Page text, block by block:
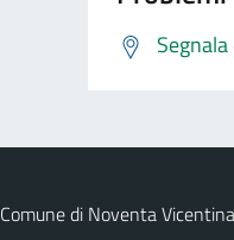
Comune di Noventa Vicentina